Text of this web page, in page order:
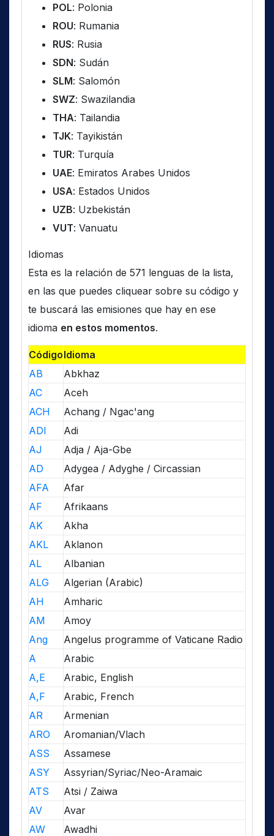
POL: Polonia
ROU: Rumania
RUS: Rusia
SDN: Sudán
SLM: Salomón
SWZ: Swazilandia
THA: Tailandia
TJK: Tayikistán
TUR: Turquía
UAE: Emiratos Arabes Unidos
USA: Estados Unidos
UZB: Uzbekistán
VUT: Vanuatu
Idiomas
Esta es la relación de 571 lenguas de la lista,
en las que puedes cliquear sobre su código y
te buscará las emisiones que hay en ese
idioma en estos momentos.
CódigoIdioma
AB
Abkhaz
AC
Aceh
ACH
Achang / Ngac'ang
ADI
Adi
AJ
Adja / Aja-Gbe
AD
Adygea / Adyghe / Circassian
AFA
Afar
AF
Afrikaans
AK
Akha
AKL
Aklanon
AL
Albanian
ALG
Algerian (Arabic)
AH
Amharic
AM
Amoy
Ang
Angelus programme of Vaticane Radio
A
Arabic
A,E
Arabic, English
A,F
Arabic, French
AR
Armenian
ARO
Aromanian/Vlach
ASS
Assamese
ASY
Assyrian/Syriac/Neo-Aramaic
ATS
Atsi / Zaiwa
AV
Avar
AW
Awadhi